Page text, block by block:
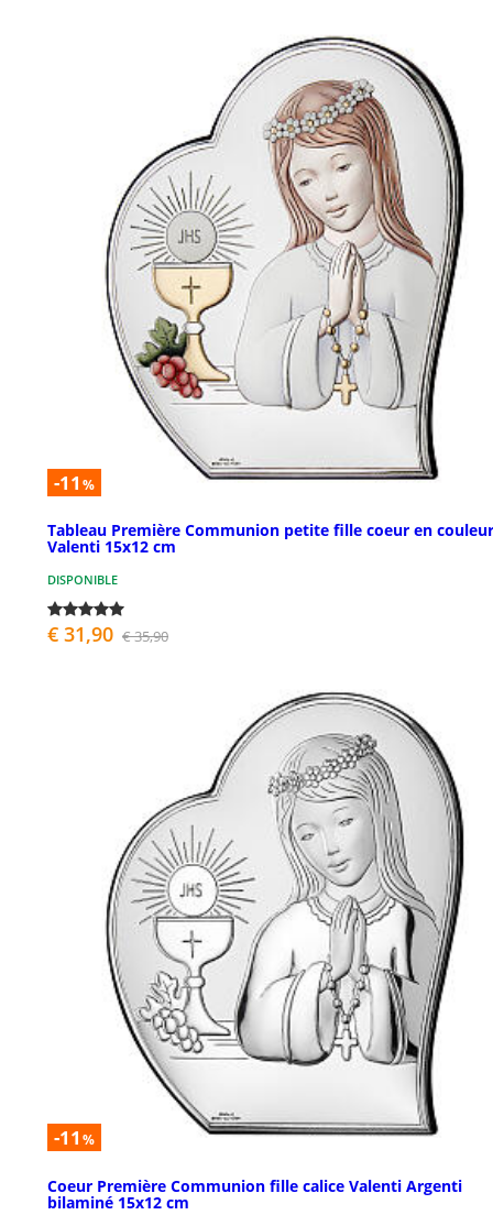
-11 %
Tableau Première Communion petite fille coeur en couleur
Valenti 15x12 cm
DISPONIBLE
€ 31,90 € 35,90
-11 %
Coeur Première Communion fille calice Valenti Argenti
bilaminé 15x12 cm